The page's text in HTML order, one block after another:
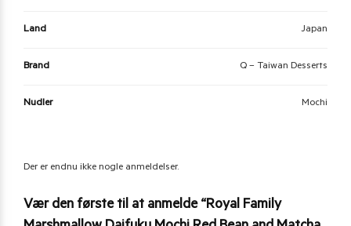
Land Japan
Brand Q – Taiwan Desserts
Nudler Mochi
Der er endnu ikke nogle anmeldelser.
Vær den første til at anmelde “Royal Family